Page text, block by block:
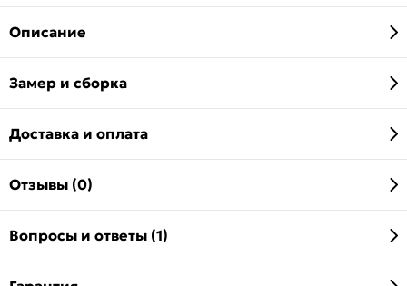
Описание
Замер и сборка
Доставка и оплата
Отзывы (0)
Вопросы и ответы (1)